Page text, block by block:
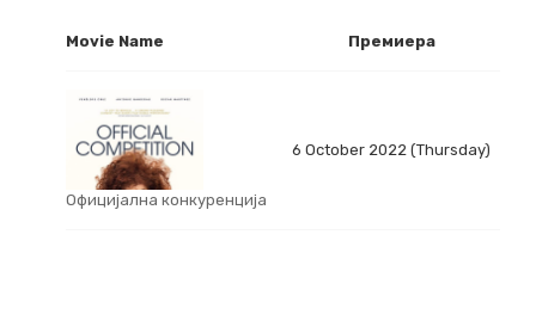
Movie Name Премиера
Официјална конкуренција
6 October 2022 (Thursday)